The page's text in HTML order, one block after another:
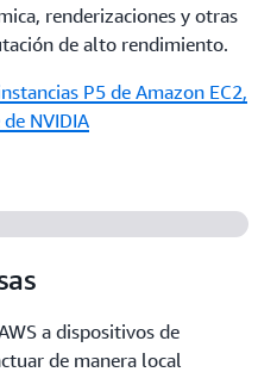
renderizaciones y otras
de alto rendimiento.
P5 de Amazon EC2,
NVIDIA
a dispositivos de
de manera local